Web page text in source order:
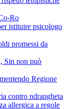
Ro
istituire psicologo
promessi da
Sin non può
Regione
contro ndrangheta
allergica a regole